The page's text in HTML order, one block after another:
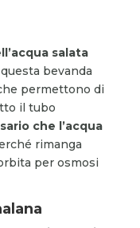
salata
bevanda
permettono di
il tubo
che l’acqua
rimanga
per osmosi